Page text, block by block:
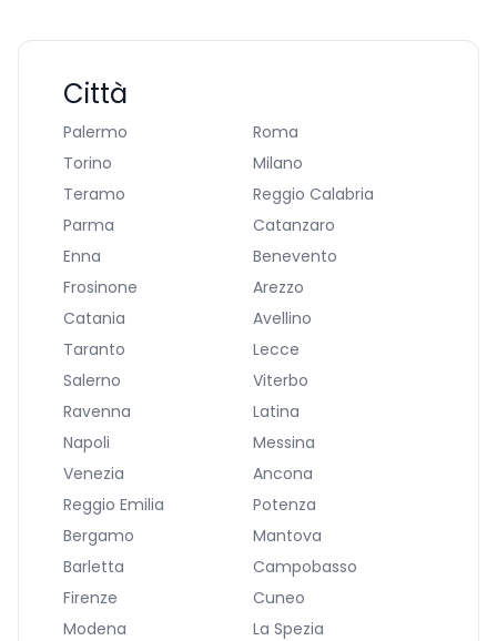
Città
Palermo
Roma
Torino
Milano
Teramo
Reggio Calabria
Parma
Catanzaro
Enna
Benevento
Frosinone
Arezzo
Catania
Avellino
Taranto
Lecce
Salerno
Viterbo
Ravenna
Latina
Napoli
Messina
Venezia
Ancona
Reggio Emilia
Potenza
Bergamo
Mantova
Barletta
Campobasso
Firenze
Cuneo
Modena
La Spezia